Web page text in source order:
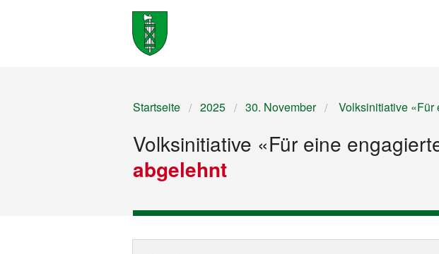
Startseite 2025 30. November Volksinitiative «Für
Volksinitiative «Für eine
abgelehnt